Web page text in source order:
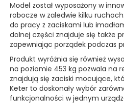
Model został wyposażony w
robocze w zaledwie kilku
do pracy z zaciskami lub
dolnej części znajduje się także
zapewniając porządek podczas
Produkt wyróżnia się również
na poziomie 453 kg pozwala na
znajdują się zaciski mocujące,
Keter to doskonały wybór
funkcjonalności w jednym